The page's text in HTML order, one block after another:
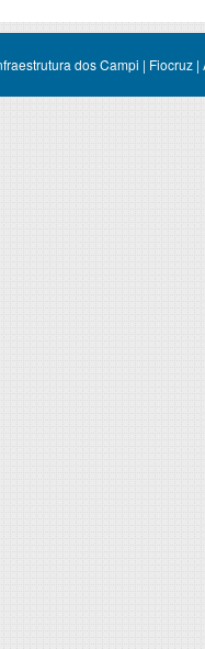
dos Campi | Fiocruz